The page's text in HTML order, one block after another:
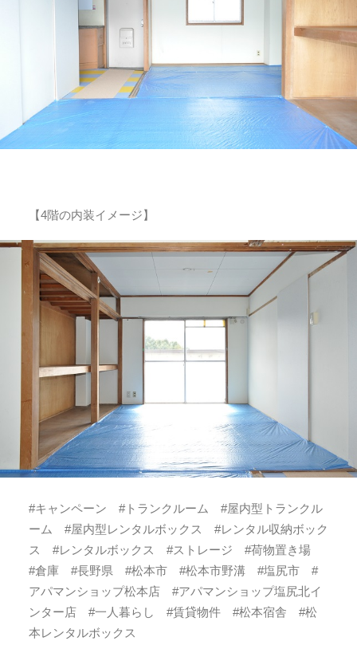
【4階の内装イメージ】
#キャンペーン #トランクルーム #屋内型トランクル
ーム #屋内型レンタルボックス #レンタル収納ボック
ス #レンタルボックス #ストレージ #荷物置き場
#倉庫 #長野県 #松本市 #松本市野溝 #塩尻市 #
アパマンショップ松本店 #アパマンショップ塩尻北イ
ンター店 #一人暮らし #賃貸物件 #松本宿舎 #松
本レンタルボックス